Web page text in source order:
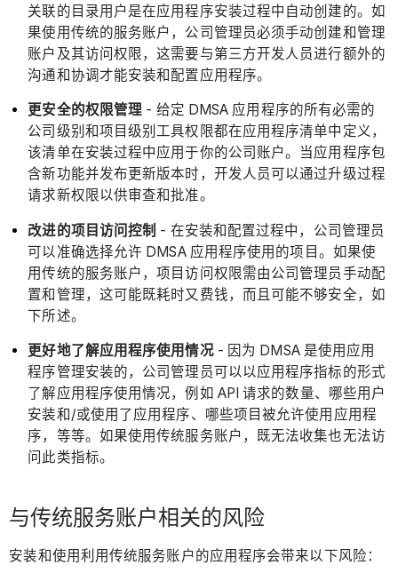
关联的目录用户是在应用程序安装过程中自动创建的。如
果使用传统的服务账户，公司管理员必须手动创建和管理
账户及其访问权限，这需要与第三方开发人员进行额外的
沟通和协调才能安装和配置应用程序。
更安全的权限管理 - 给定 DMSA 应用程序的所有必需的
公司级别和项目级别工具权限都在应用程序清单中定义，
该清单在安装过程中应用于你的公司账户。当应用程序包
含新功能并发布更新版本时，开发人员可以通过升级过程
请求新权限以供审查和批准。
改进的项目访问控制 - 在安装和配置过程中，公司管理员
可以准确选择允许 DMSA 应用程序使用的项目。如果使
用传统的服务账户，项目访问权限需由公司管理员手动配
置和管理，这可能既耗时又费钱，而且可能不够安全，如
下所述。
更好地了解应用程序使用情况- 因为 DMSA 是使用应用
程序管理安装的，公司管理员可以以应用程序指标的形式
了解应用程序使用情况，例如 API 请求的数量、哪些用户
安装和/或使用了应用程序、哪些项目被允许使用应用程
序，等等。如果使用传统服务账户，既无法收集也无法访
问此类指标。
与传统服务账户相关的风险
安装和使用利用传统服务账户的应用程序会带来以下风险：